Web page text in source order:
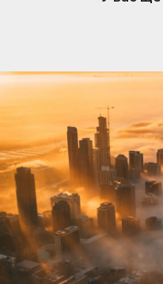
нерухомості. Коли
Щоб відповісти та
покупцями чи
ваша підписка